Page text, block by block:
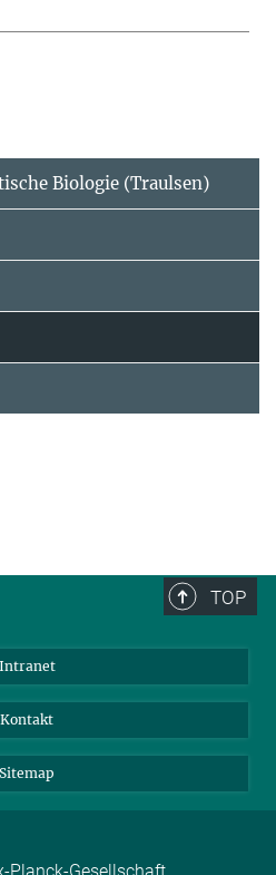
Biologie (Traulsen)
260
Abteilung
TOP
Intranet
Kontakt
Sitemap
Planck-Gesellschaft